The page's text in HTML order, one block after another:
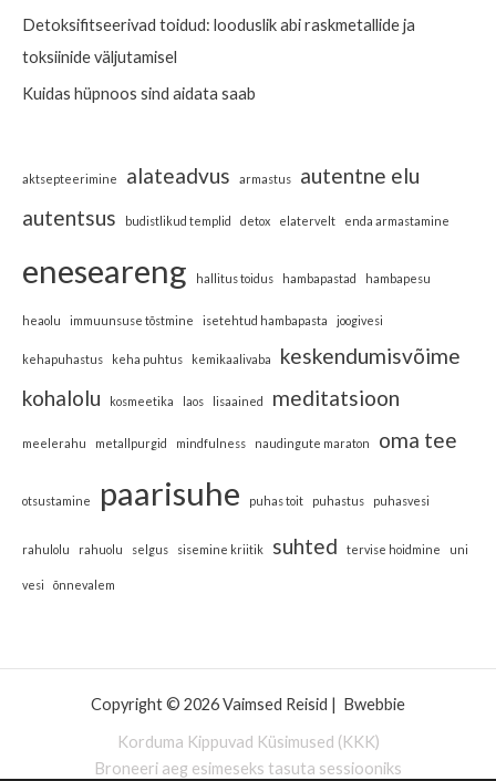
Detoksifitseerivad toidud: looduslik abi raskmetallide ja
toksiinide väljutamisel
Kuidas hüpnoos sind aidata saab
aktsepteerimine alateadvus armastus
autentne elu
autentsus
budistlikud templid detox elatervelt enda armastamine
eneseareng hallitus toidus hambapastad hambapesu
heaolu immuunsuse tõstmine isetehtud hambapasta joogivesi
kehapuhastus keha puhtus kemikaalivaba
keskendumisvõime
kohalolu
kosmeetika laos lisaained meditatsioon
meelerahu metallpurgid mindfulness naudingute maraton oma tee
otsustamine paarisuhe puhas toit puhastus puhasvesi
rahulolu rahuolu selgus sisemine kriitik suhted tervise hoidmine uni
vesi õnnevalem
Copyright © 2026 Vaimsed Reisid | Bwebbie
Korduma Kippuvad Küsimused (KKK)
Broneeri aeg esimeseks tasuta sessiooniks